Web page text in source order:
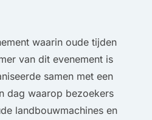
waarin oude tijden
van dit evenement is
samen met een
dag waarop bezoekers
landbouwmachines en